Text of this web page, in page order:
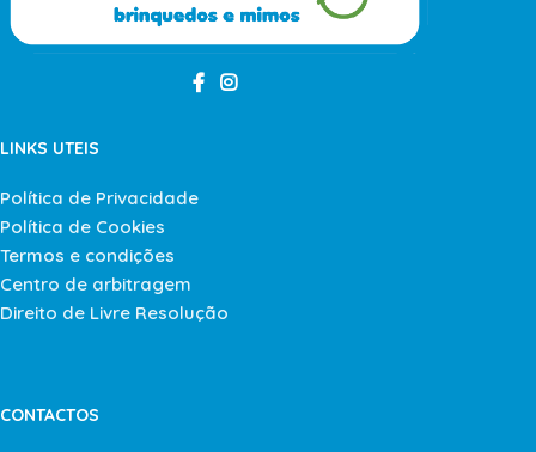
LINKS UTEIS
Política de Privacidade
Política de Cookies
Termos e condições
Centro de arbitragem
Direito de Livre Resolução
CONTACTOS